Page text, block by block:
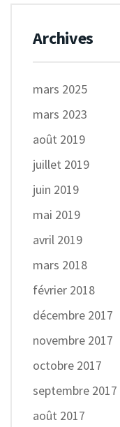
Archives
mars 2025
mars 2023
août 2019
juillet 2019
juin 2019
mai 2019
avril 2019
mars 2018
février 2018
décembre 2017
novembre 2017
octobre 2017
septembre 2017
août 2017